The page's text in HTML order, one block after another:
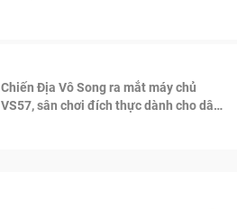
Chiến Địa Vô Song ra mắt máy chủ
VS57, sân chơi đích thực dành cho dân